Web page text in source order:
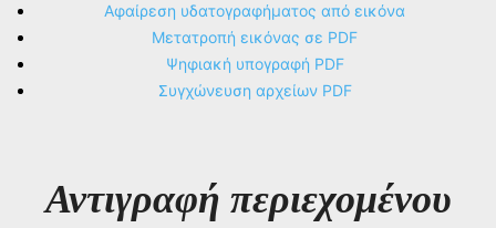
Αφαίρεση υδατογραφήματος από εικόνα
Μετατροπή εικόνας σε PDF
Ψηφιακή υπογραφή PDF
Συγχώνευση αρχείων PDF
Αντιγραφή περιεχομένου